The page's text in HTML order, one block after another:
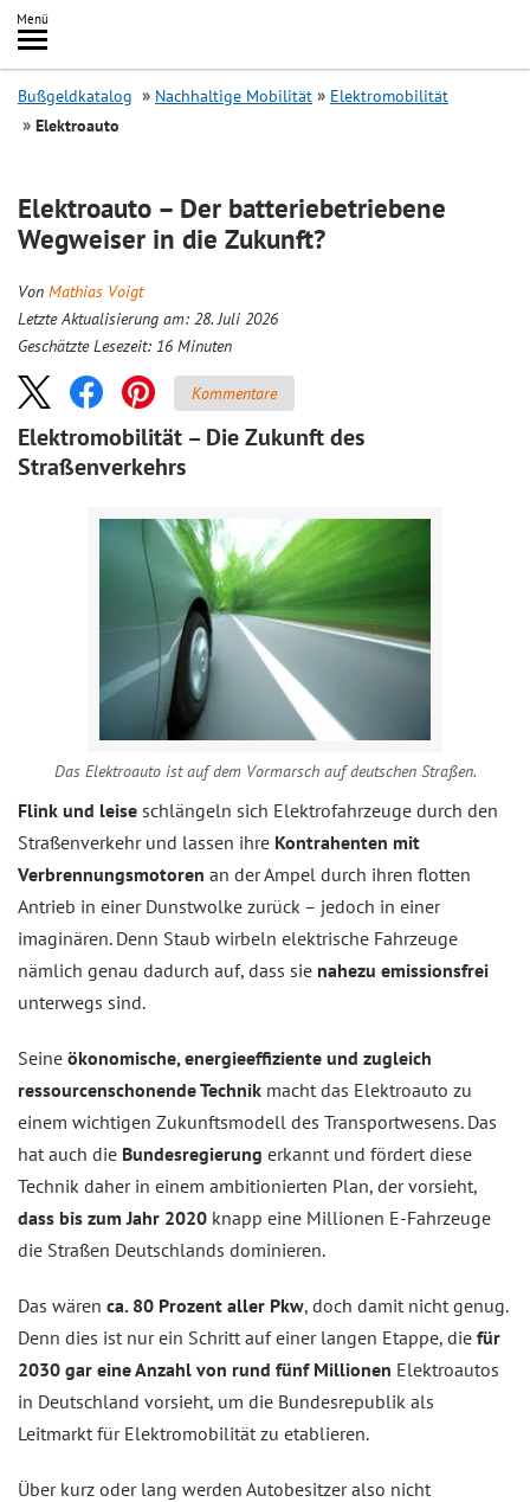
Inhalt
springen
Menü
Search
Bußgeldkatalog Nachhaltige Mobilität
Elektromobilität
Elektroauto
Elektroauto – Der batteriebetriebene
Wegweiser in die Zukunft?
Von Mathias Voigt
Letzte Aktualisierung am: 28. Juli 2026
Geschätzte Lesezeit: 16 Minuten
Kommentare
Elektromobilität – Die Zukunft des
Straßenverkehrs
Das Elektroauto ist auf dem Vormarsch auf deutschen Straßen.
Flink und leise schlängeln sich Elektrofahrzeuge durch den
Straßenverkehr und lassen ihre Kontrahenten mit
Verbrennungsmotoren an der Ampel durch ihren flotten
Antrieb in einer Dunstwolke zurück – jedoch in einer
imaginären. Denn Staub wirbeln elektrische Fahrzeuge
nämlich genau dadurch auf, dass sie nahezu emissionsfrei
unterwegs sind.
Seine ökonomische, energieeffiziente und zugleich
ressourcenschonende Technik macht das Elektroauto zu
einem wichtigen Zukunftsmodell des Transportwesens. Das
hat auch die Bundesregierung erkannt und fördert diese
Technik daher in einem ambitionierten Plan, der vorsieht,
dass bis zum Jahr 2020 knapp eine Millionen E-Fahrzeuge
die Straßen Deutschlands dominieren.
Das wären ca. 80 Prozent aller Pkw, doch damit nicht genug.
Denn dies ist nur ein Schritt auf einer langen Etappe, die für
2030 gar eine Anzahl von rund fünf Millionen Elektroautos
in Deutschland vorsieht, um die Bundesrepublik als
Leitmarkt für Elektromobilität zu etablieren.
Über kurz oder lang werden Autobesitzer also nicht